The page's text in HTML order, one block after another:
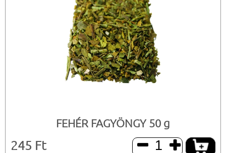
FEHÉR FAGYÖNGY 50 g
245 Ft  